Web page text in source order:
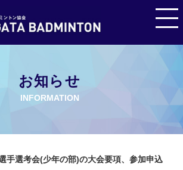
お知らせ
INFORMATION
手選考会(少年の部)の大会要項、参加申込